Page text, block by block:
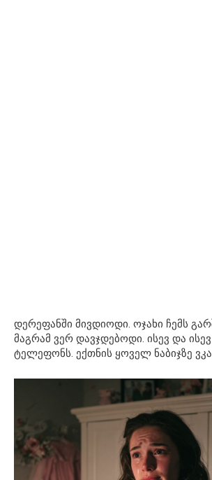
დერეფანში მივდიოდი. ოჯახი ჩემს
მაგრამ ვერ დავჯდებოდი. ისევ და
ტელეფონს. ექთნის ყოველ ნაბიჯზე